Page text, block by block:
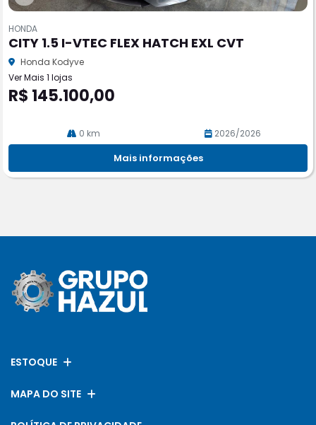
Co
pa
rtil
he
HONDA
CITY 1.5 I-VTEC FLEX HATCH EXL CVT
Honda Kodyve
Ver Mais 1 lojas
R$ 145.100,00
0 km 2026/2026
Mais informações
ESTOQUE
MAPA DO SITE